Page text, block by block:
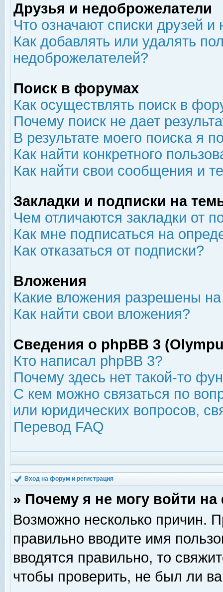
Друзья и недоброжелатели
Что означают списки друзей
Как добавлять или удалять
недоброжелателей?
Поиск в форумах
Как осуществлять поиск в
Почему поиск не дает
В результате моего поиска я
Как найти конкретного
Как найти свои сообщения и
Закладки и подписки на
Чем отличаются закладки от
Как мне подписаться на
Как отказаться от подписки?
Вложения
Какие вложения разрешены
Как найти свои вложения?
Сведения о phpBB 3
Кто написал phpBB 3?
Почему здесь нет такой-то
С кем можно связаться по
или юридических вопросов,
Перевод FAQ
Вход на форум и регистрация
» Почему я не могу войти
Возможно несколько причин.
правильно вводите имя
вводятся правильно, то
чтобы проверить, не был ли